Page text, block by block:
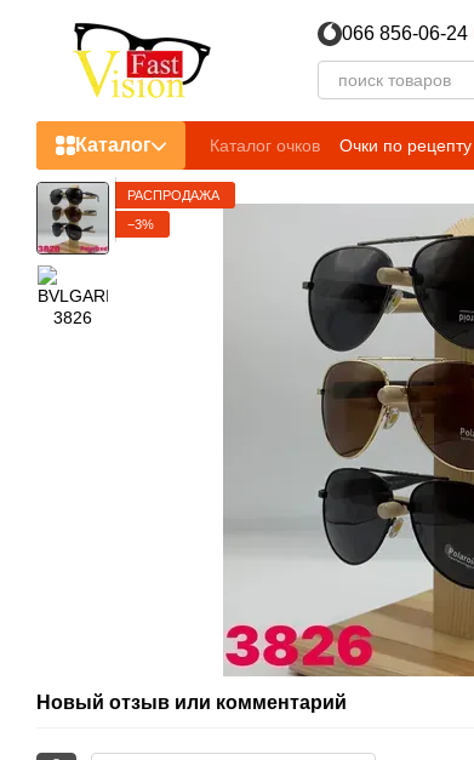
066 856-06-24
Каталог Каталог очков Очки по рецепту
РАСПРОДАЖА
−3%
Новый отзыв или комментарий